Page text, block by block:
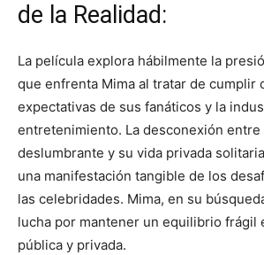
de la Realidad:
La película explora hábilmente la
que enfrenta Mima al tratar de cumplir
expectativas de sus fanáticos y la
entretenimiento. La desconexión
deslumbrante y su vida privada
una manifestación tangible de los
las celebridades. Mima, en su
lucha por mantener un equilibrio frágil
pública y privada.